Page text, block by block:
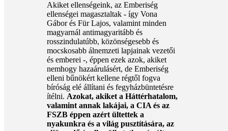
Akiket ellenségeink, az Emberiség
ellenségei magasztaltak - így Vona
Gábor és Für Lajos, valamint minden
magyarnál antimagyaritább és
rosszindulatúbb, közönségesebb és
mocskosabb álnemzeti lapjainak vezetői
és emberei -, éppen ezek azok, akiket
nemhogy hazaárulásért, de Emberiség
elleni bűnökért kellene régtől fogva
bíróság elé állítani és fegyházbüntetésre
ítélni. Azokat, akiket a Háttérhatalom,
valamint annak lakájai, a CIA és az
FSZB éppen azért ültettek a
nyakunkra és a világ pusztítására, az